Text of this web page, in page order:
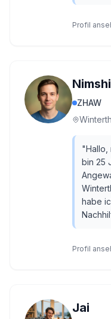
Profil
Nimshi
ZHAW
"Hallo,
bin 25
habe
Profil
Jai